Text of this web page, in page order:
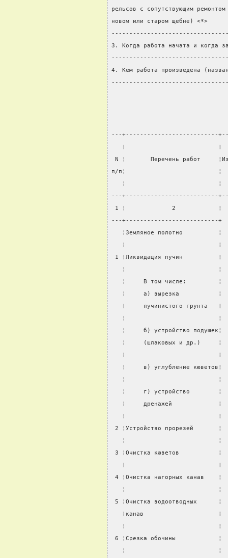
рельсов с сопутствующим
новом или старом щебне)
3. Когда работа начата и
4. Кем работа произведена
---+--------------------------
¦                          ¦
N ¦       Перечень работ
п/п¦                          ¦
¦                          ¦
---+--------------------------
1 ¦             2            ¦
---+--------------------------
¦Земляное полотно          ¦
¦                          ¦
1 ¦Ликвидация пучин
¦                          ¦
¦     В том числе:         ¦
¦     а) вырезка           ¦
¦     пучинистого грунта   ¦
¦                          ¦
¦     б) устройство подушек¦
¦     (шлаковых и др.)     ¦
¦                          ¦
¦     в) углубление кюветов¦
¦                          ¦
¦     г) устройство        ¦
¦     дренажей             ¦
¦                          ¦
2 ¦Устройство прорезей
¦                          ¦
3 ¦Очистка кюветов
¦                          ¦
4 ¦Очистка нагорных
¦                          ¦
5 ¦Очистка
¦канав                     ¦
¦                          ¦
6 ¦Срезка обочины
¦                          ¦